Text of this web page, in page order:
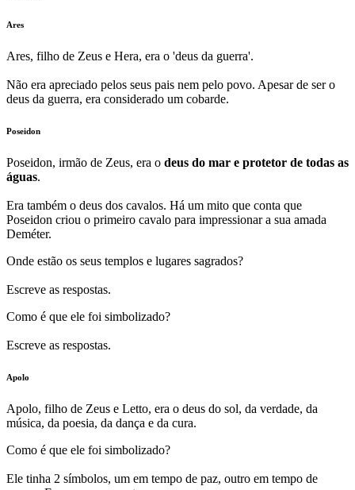
Ares
Ares, filho de Zeus e Hera, era o 'deus da guerra'.
Não era apreciado pelos seus pais nem pelo povo. Apesar de ser o
deus da guerra, era considerado um cobarde.
Poseidon
Poseidon, irmão de Zeus, era o deus do mar e protetor de todas as
águas.
Era também o deus dos cavalos. Há um mito que conta que
Poseidon criou o primeiro cavalo para impressionar a sua amada
Deméter.
Onde estão os seus templos e lugares sagrados?
Escreve as respostas.
Como é que ele foi simbolizado?
Escreve as respostas.
Apolo
Apolo, filho de Zeus e Letto, era o deus do sol, da verdade, da
música, da poesia, da dança e da cura.
Como é que ele foi simbolizado?
Ele tinha 2 símbolos, um em tempo de paz, outro em tempo de